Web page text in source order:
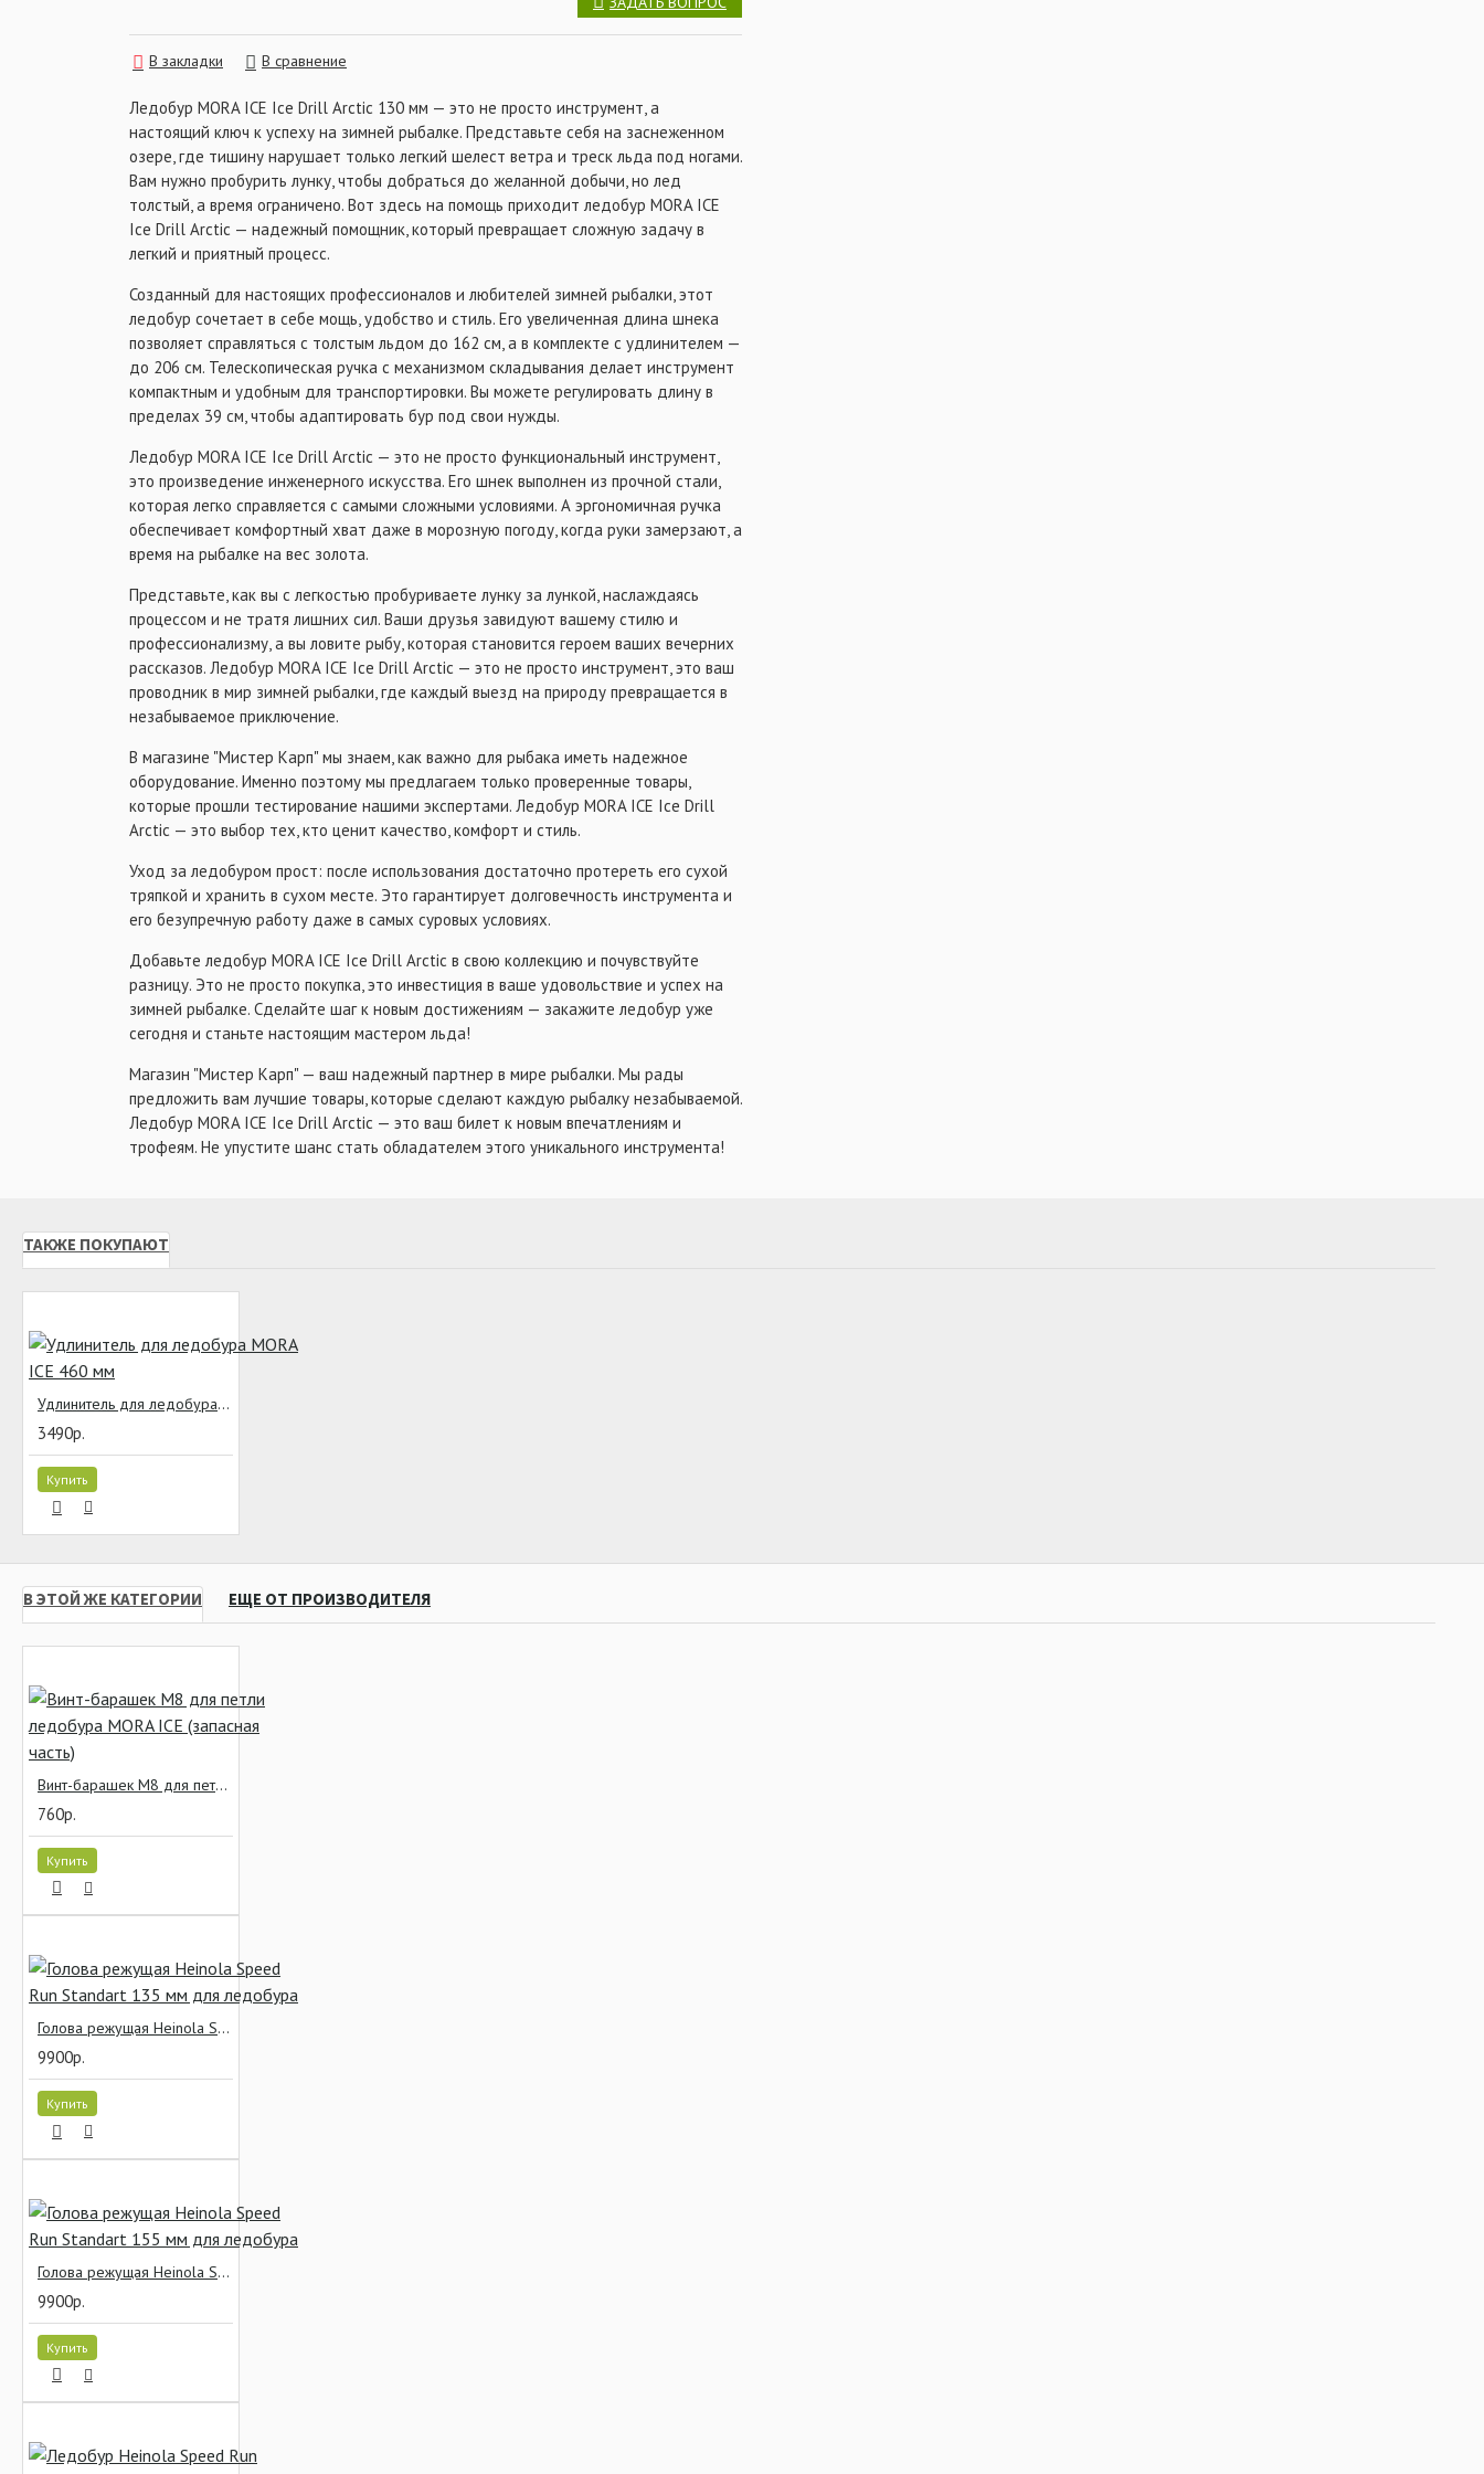
Примечание: Для использования с шуруповертом требуется
В закладки В сравнение
Ледобур MORA ICE Ice Drill Arctic 130 мм — это не просто инструмент, а
настоящий ключ к успеху на зимней рыбалке. Представьте себя на заснеженном
озере, где тишину нарушает только легкий шелест ветра и треск льда под ногами.
Вам нужно пробурить лунку, чтобы добраться до желанной добычи, но лед
толстый, а время ограничено. Вот здесь на помощь приходит ледобур MORA ICE
Ice Drill Arctic — надежный помощник, который превращает сложную задачу в
легкий и приятный процесс.
Созданный для настоящих профессионалов и любителей зимней рыбалки, этот
ледобур сочетает в себе мощь, удобство и стиль. Его увеличенная длина шнека
позволяет справляться с толстым льдом до 162 см, а в комплекте с удлинителем —
до 206 см. Телескопическая ручка с механизмом складывания делает инструмент
компактным и удобным для транспортировки. Вы можете регулировать длину в
пределах 39 см, чтобы адаптировать бур под свои нужды.
Ледобур MORA ICE Ice Drill Arctic — это не просто функциональный инструмент,
это произведение инженерного искусства. Его шнек выполнен из прочной стали,
которая легко справляется с самыми сложными условиями. А эргономичная ручка
обеспечивает комфортный хват даже в морозную погоду, когда руки замерзают, а
время на рыбалке на вес золота.
Представьте, как вы с легкостью пробуриваете лунку за лункой, наслаждаясь
процессом и не тратя лишних сил. Ваши друзья завидуют вашему стилю и
профессионализму, а вы ловите рыбу, которая становится героем ваших вечерних
рассказов. Ледобур MORA ICE Ice Drill Arctic — это не просто инструмент, это ваш
проводник в мир зимней рыбалки, где каждый выезд на природу превращается в
незабываемое приключение.
В магазине "Мистер Карп" мы знаем, как важно для рыбака иметь надежное
оборудование. Именно поэтому мы предлагаем только проверенные товары,
которые прошли тестирование нашими экспертами. Ледобур MORA ICE Ice Drill
Arctic — это выбор тех, кто ценит качество, комфорт и стиль.
Уход за ледобуром прост: после использования достаточно протереть его сухой
тряпкой и хранить в сухом месте. Это гарантирует долговечность инструмента и
его безупречную работу даже в самых суровых условиях.
Добавьте ледобур MORA ICE Ice Drill Arctic в свою коллекцию и почувствуйте
разницу. Это не просто покупка, это инвестиция в ваше удовольствие и успех на
зимней рыбалке. Сделайте шаг к новым достижениям — закажите ледобур уже
сегодня и станьте настоящим мастером льда!
Магазин "Мистер Карп" — ваш надежный партнер в мире рыбалки. Мы рады
предложить вам лучшие товары, которые сделают каждую рыбалку незабываемой.
Ледобур MORA ICE Ice Drill Arctic — это ваш билет к новым впечатлениям и
трофеям. Не упустите шанс стать обладателем этого уникального инструмента!
ТАКЖЕ ПОКУПАЮТ
Удлинитель для ледобура MORA ICE 460 мм
3490р.
Купить
В ЭТОЙ ЖЕ КАТЕГОРИИ ЕЩЕ ОТ ПРОИЗВОДИТЕЛЯ
Винт-барашек М8 для петли ледобура MORA ICE (запасная часть)
760р.
Купить
Голова режущая Heinola Speed Run Standart 135 мм для ледобура
9900р.
Купить
Голова режущая Heinola Speed Run Standart 155 мм для ледобура
9900р.
Купить